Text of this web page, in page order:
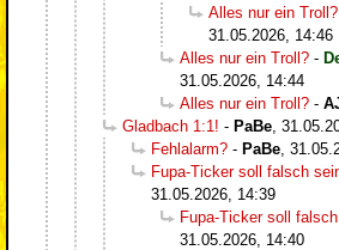
Alles nur ein Troll?
31.05.2026, 14:46
Alles nur ein Troll? -
31.05.2026, 14:44
Alles nur ein Troll? -
Gladbach 1:1! - PaBe
Fehlalarm? - PaBe
Fupa-Ticker soll falsch
31.05.2026, 14:39
Fupa-Ticker soll
31.05.2026, 14:40